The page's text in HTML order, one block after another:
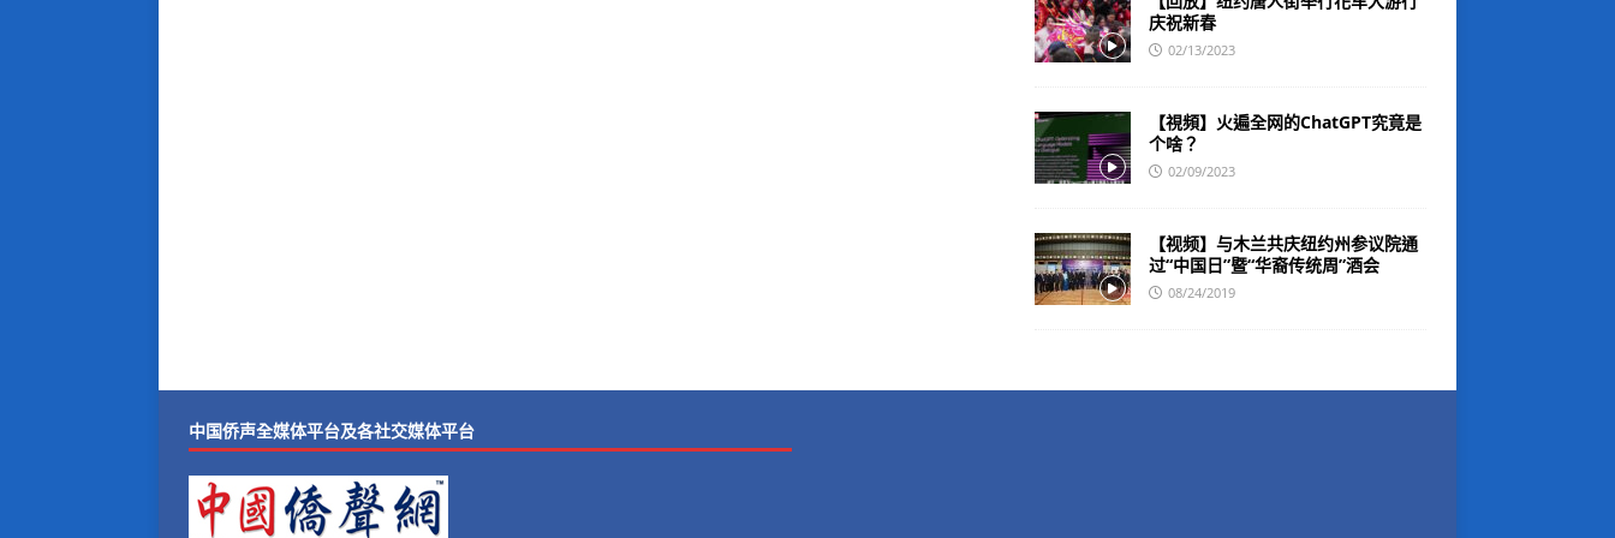
庆祝新春
02/13/2023
【視頻】火遍全网的ChatGPT究竟是
个啥？
02/09/2023
【视频】与木兰共庆纽约州参议院通
过“中国日”暨“华裔传统周”酒会
08/24/2019
中国侨声全媒体平台及各社交媒体平台